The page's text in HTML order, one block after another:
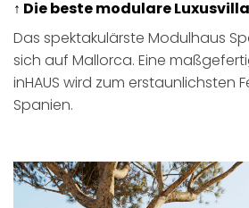
↑ Die beste modulare
Das spektakulärste Modulhaus
sich auf Mallorca. Eine
inHAUS wird zum erstaunlichsten
Spanien.